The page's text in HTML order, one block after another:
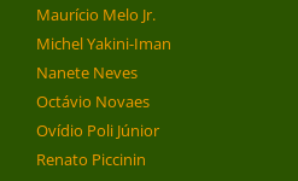
Maurício Melo Jr.
Michel Yakini-Iman
Nanete Neves
Octávio Novaes
Ovídio Poli Júnior
Renato Piccinin